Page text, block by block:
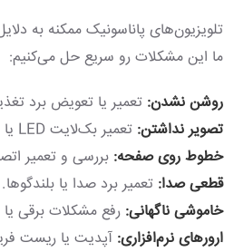
تلویزیون‌های پاناسونیک ممکنه به
ما این مشکلات رو سریع حل می‌کنیم:
روشن نشدن: تعمیر یا تعویض برد
تصویر نداشتن: تعمیر بک‌لایت LED یا پنل LCD/OLED.
خطوط روی صفحه: بررسی و تعمیر
قطعی صدا: تعمیر برد صدا یا بلندگوها.
خاموشی ناگهانی: رفع مشکلات برقی یا
ارورهای نرم‌افزاری: آپدیت یا ریست